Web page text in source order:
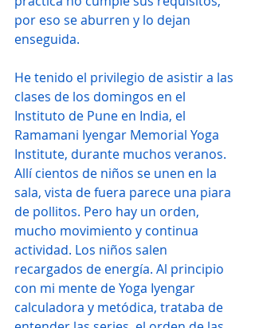
por eso se aburren y lo dejan
enseguida.
He tenido el privilegio de asistir a las
clases de los domingos en el
Instituto de Pune en India, el
Ramamani Iyengar Memorial Yoga
Institute, durante muchos veranos.
Allí cientos de niños se unen en la
sala, vista de fuera parece una piara
de pollitos. Pero hay un orden,
mucho movimiento y continua
actividad. Los niños salen
recargados de energía. Al principio
con mi mente de Yoga Iyengar
calculadora y metódica, trataba de